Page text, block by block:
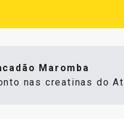
Maromba
nas creatinas do